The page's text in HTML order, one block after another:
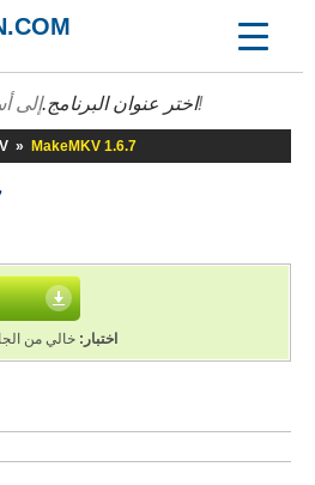
اختر عنوان البرنامج.إلى أسفل إلى النسخة التي تحب!
» MakeMKV 1.6.7
اختبار: خالي من